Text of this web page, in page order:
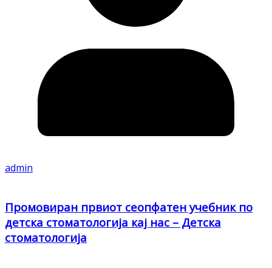
admin
Промовиран првиот сеопфатен учебник по
детска стоматологија кај нас – Детска
стоматологија